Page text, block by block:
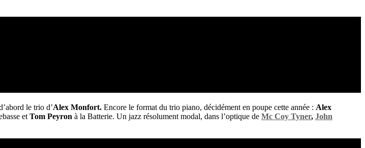
le trio d’Alex Monfort. Encore le format du trio piano, décidément en poupe cette année : Alex
et Tom Peyron à la Batterie. Un jazz résolument modal, dans l’optique de Mc Coy Tyner, John